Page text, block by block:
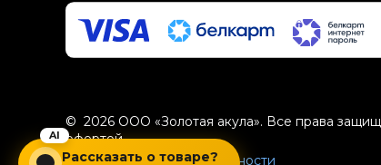
© 2026 ООО «Золотая акула». Все права
офертой.
Политика конфиденциальности
Рассказать о товаре?